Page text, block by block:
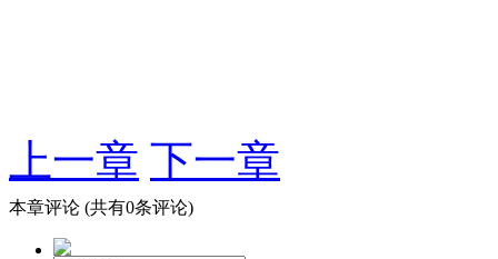
上一章 下一章
本章评论 (共有0条评论)